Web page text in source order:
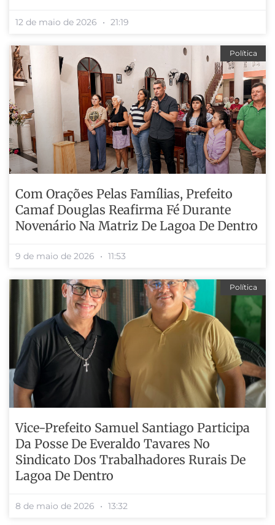
12 de maio de 2026 21:19
Política
Com Orações Pelas Famílias, Prefeito
Camaf Douglas Reafirma Fé Durante
Novenário Na Matriz De Lagoa De Dentro
9 de maio de 2026 11:53
Política
Vice-Prefeito Samuel Santiago Participa
Da Posse De Everaldo Tavares No
Sindicato Dos Trabalhadores Rurais De
Lagoa De Dentro
8 de maio de 2026 13:32